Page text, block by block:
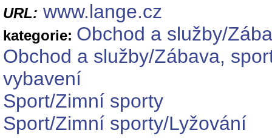
URL: www.lange.cz
kategorie: Obchod a služby/
Obchod a služby/Zábava,
vybavení
Sport/Zimní sporty
Sport/Zimní sporty/Lyžování